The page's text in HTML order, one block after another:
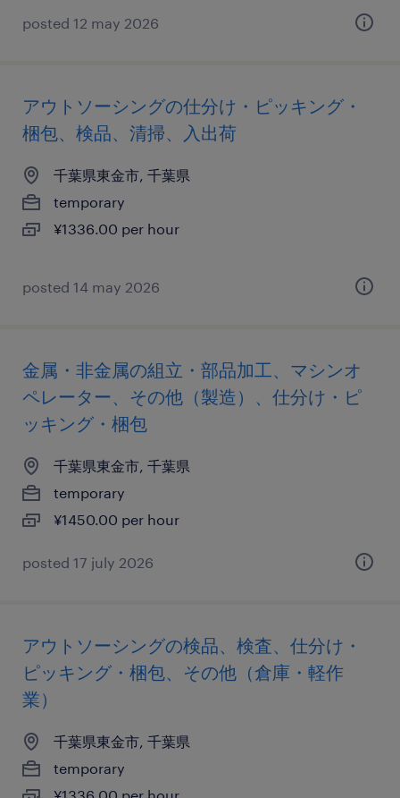
posted 12 may 2026
アウトソーシングの仕分け・ピッキング・
梱包、検品、清掃、入出荷
千葉県東金市, 千葉県
temporary
¥1336.00 per hour
posted 14 may 2026
金属・非金属の組立・部品加工、マシンオ
ペレーター、その他（製造）、仕分け・ピ
ッキング・梱包
千葉県東金市, 千葉県
temporary
¥1450.00 per hour
posted 17 july 2026
アウトソーシングの検品、検査、仕分け・
ピッキング・梱包、その他（倉庫・軽作
業）
千葉県東金市, 千葉県
temporary